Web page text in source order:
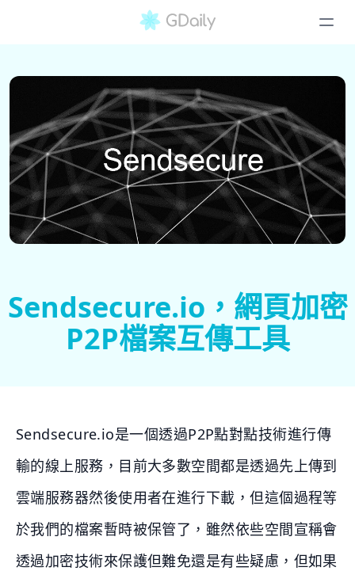
Sendsecure.io，網頁加密
P2P檔案互傳工具
Sendsecure.io是一個透過P2P點對點技術進行傳
輸的線上服務，目前大多數空間都是透過先上傳到
雲端服務器然後使用者在進行下載，但這個過程等
於我們的檔案暫時被保管了，雖然依些空間宣稱會
透過加密技術來保護但難免還是有些疑慮，但如果